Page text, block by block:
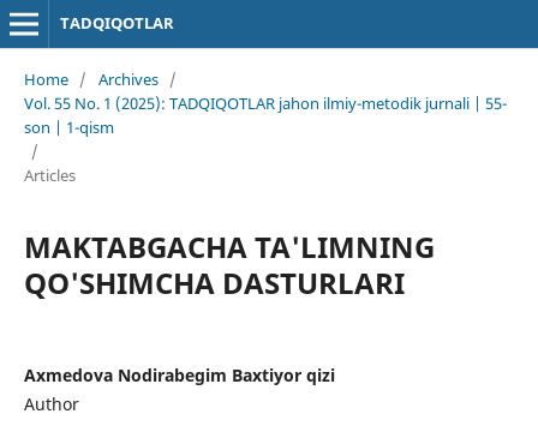
TADQIQOTLAR
Home / Archives /
Vol. 55 No. 1 (2025): TADQIQOTLAR jahon ilmiy-metodik jurnali | 55-
son | 1-qism
/
Articles
MAKTABGACHA TA'LIMNING
QO'SHIMCHA DASTURLARI
Axmedova Nodirabegim Baxtiyor qizi
Author